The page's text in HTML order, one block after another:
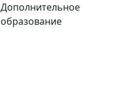
Дополнительное
образование